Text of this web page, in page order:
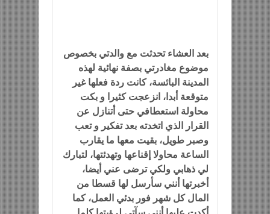
بعد العشاء تحدثت مع والدتي بخصوص
موضوع مغادرتي بصفة نهائية لهذه
المدينة البائسة، كانت ردة فعلها غير
متوقعة أبدا، انزعجت كثيرا و بكت
محاولة استعطافي حتى أتنازل عن
القرار الذي اتخدته بعد تفكير و تعب
وصبر طويل، بقيت معها ما يقارب
الساعة محاولا إقناعها وتهدئتها، لتبارك
لي ذهابي ولكي ترضى عني أيضا،
أخبرتها أنني سأرسل لها قسطا من
المال كل شهر فور بدئي العمل، كما